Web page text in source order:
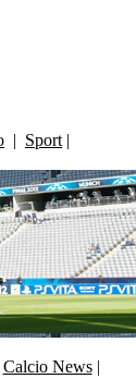
| Sport |
Calcio News|